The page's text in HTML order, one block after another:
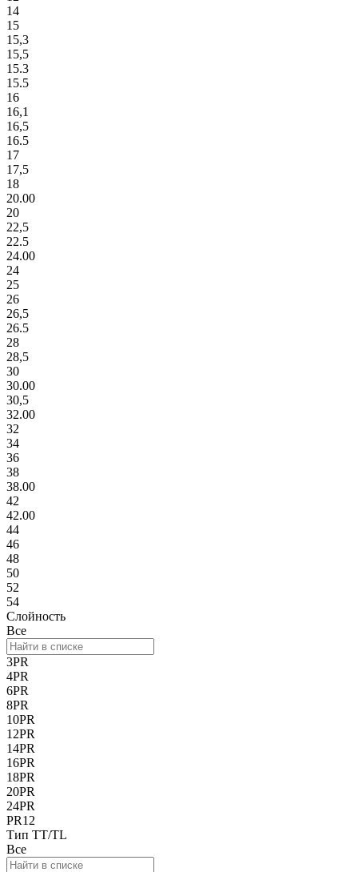
14
15
15,3
15,5
15.3
15.5
16
16,1
16,5
16.5
17
17,5
18
20.00
20
22,5
22.5
24.00
24
25
26
26,5
26.5
28
28,5
30
30.00
30,5
32.00
32
34
36
38
38.00
42
42.00
44
46
48
50
52
54
Слойность
Все
3PR
4PR
6PR
8PR
10PR
12PR
14PR
16PR
18PR
20PR
24PR
PR12
Тип TT/TL
Все